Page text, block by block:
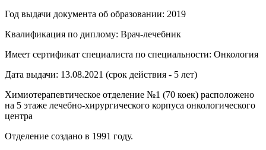
Год выдачи документа об образовании: 2019
Квалификация по диплому: Врач-лечебник
Имеет сертификат специалиста по специальности: Онкология
Дата выдачи: 13.08.2021 (срок действия - 5 лет)
Химиотерапевтическое отделение №1 (70 коек) расположено
на 5 этаже лечебно-хирургического корпуса онкологического
центра
Отделение создано в 1991 году.